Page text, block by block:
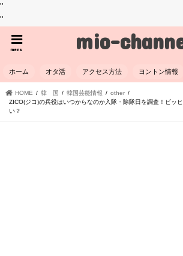
"
"
mio-
menu
ホーム オタ活 アクセス方法 ヨントン情報
HOME 韓 国 韓国芸能情報
other
ZICO(ジコ)の兵役はいつからなのか入隊・除隊日を調査！ビッ
い？